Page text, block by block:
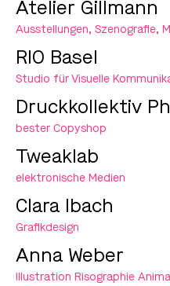
Atelier Gillmann
Ausstellungen, Szenografie,
RIO Basel
Studio für Visuelle
Druckkollektiv
bester Copyshop
Tweaklab
elektronische Medien
Clara Ibach
Grafikdesign
Anna Weber
Illustration Risographie